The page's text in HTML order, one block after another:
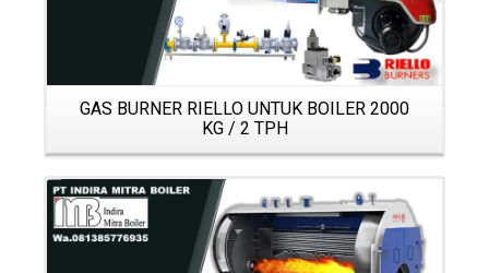
GAS BURNER RIELLO UNTUK BOILER 2000
KG / 2 TPH
Details